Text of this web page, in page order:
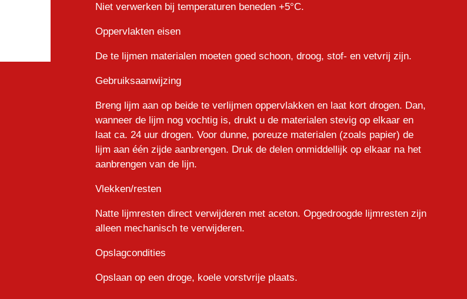
Niet verwerken bij temperaturen beneden +5°C.
Oppervlakten eisen
De te lijmen materialen moeten goed schoon, droog, stof- en vetvrij zijn.
Gebruiksaanwijzing
Breng lijm aan op beide te verlijmen oppervlakken en laat kort drogen. Dan,
wanneer de lijm nog vochtig is, drukt u de materialen stevig op elkaar en
laat ca. 24 uur drogen. Voor dunne, poreuze materialen (zoals papier) de
lijm aan één zijde aanbrengen. Druk de delen onmiddellijk op elkaar na het
aanbrengen van de lijn.
Vlekken/resten
Natte lijmresten direct verwijderen met aceton. Opgedroogde lijmresten zijn
alleen mechanisch te verwijderen.
Opslagcondities
Opslaan op een droge, koele vorstvrije plaats.